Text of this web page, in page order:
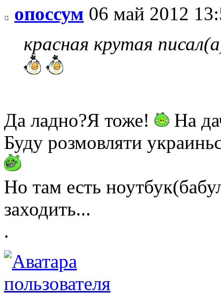
опоссум 06 май 2012
красная крутая
Да ладно?Я тоже!
На
Буду розмовляти
Но там есть
заходить...
.